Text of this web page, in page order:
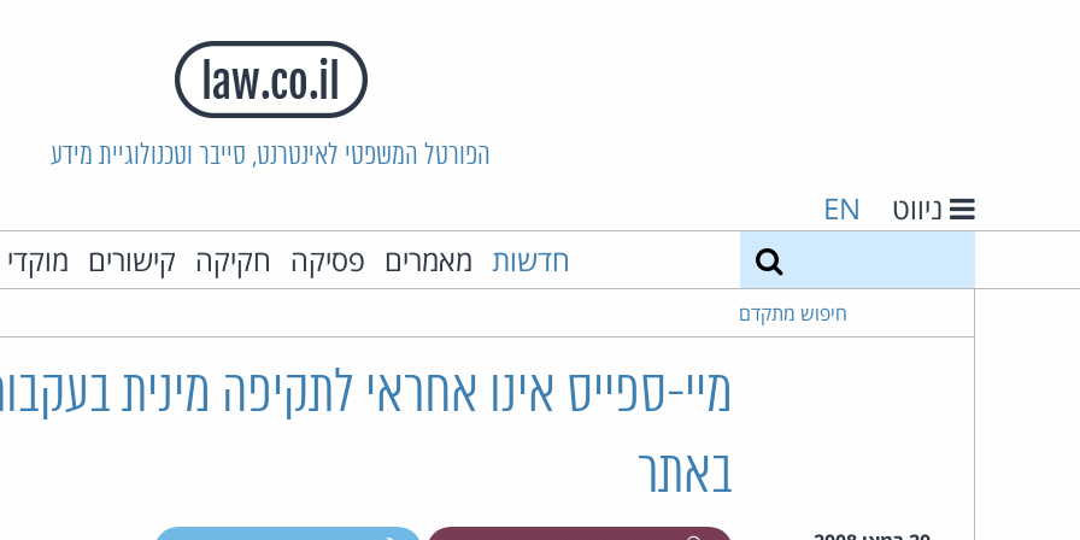
הפורטל המשפטי לאינטרנט, סייבר וטכנולוגיית מידע
ניווט EN
חדשות מאמרים פסיקה חקיקה קישורים
חיפוש מתקדם
מיי-ספייס אינו אחראי לתקיפה מינית
באתר